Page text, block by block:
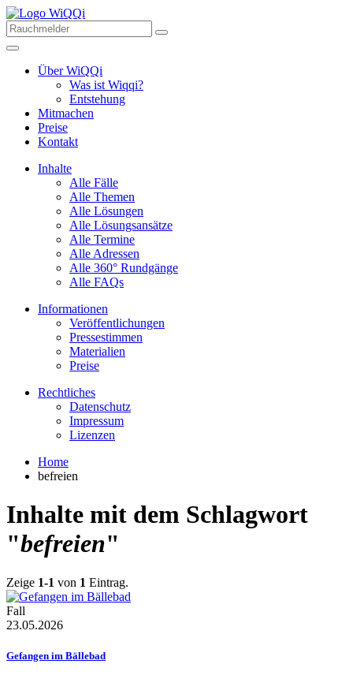
Über WiQQi
Was ist Wiqqi?
Entstehung
Mitmachen
Preise
Kontakt
Inhalte
Alle Fälle
Alle Themen
Alle Lösungen
Alle Lösungsansätze
Alle Termine
Alle Adressen
Alle 360° Rundgänge
Alle FAQs
Informationen
Veröffentlichungen
Pressestimmen
Materialien
Preise
Rechtliches
Datenschutz
Impressum
Lizenzen
Home
befreien
Inhalte mit dem Schlagwort
"befreien"
Zeige 1-1 von 1 Eintrag.
Fall
23.05.2026
Gefangen im Bällebad